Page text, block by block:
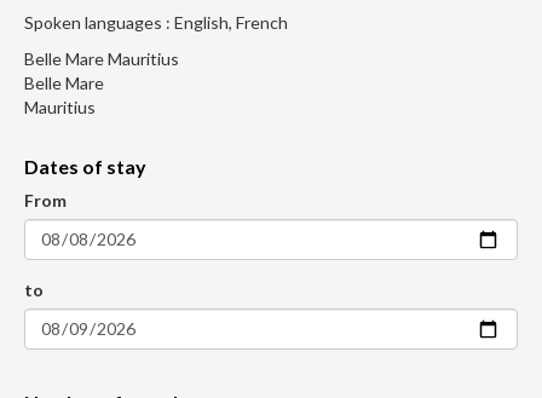
Spoken languages : English, French
Belle Mare Mauritius
Belle Mare
Mauritius
Dates of stay
From
to